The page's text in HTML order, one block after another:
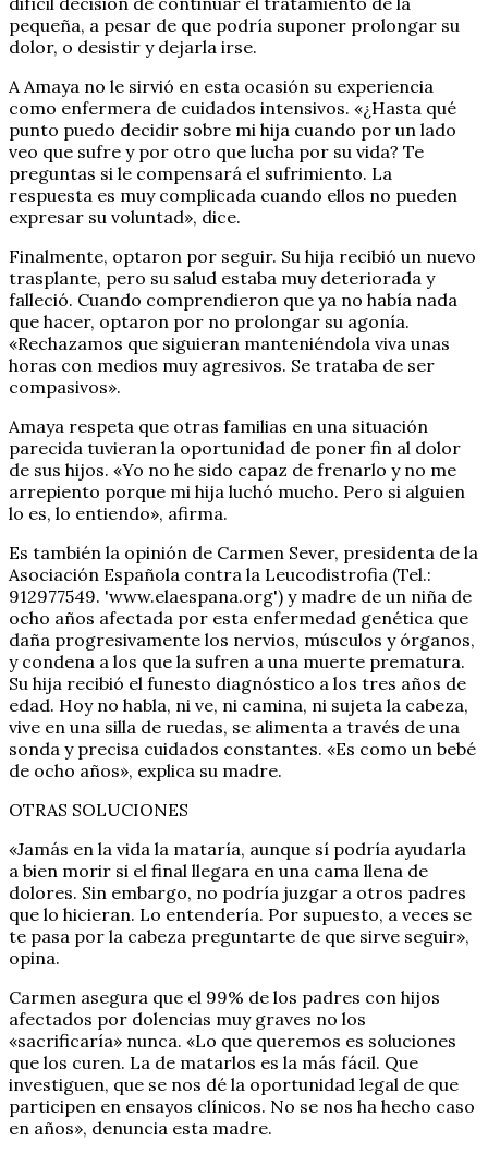
pequeña, a pesar de que podría suponer prolongar su
dolor, o desistir y dejarla irse.
A Amaya no le sirvió en esta ocasión su experiencia
como enfermera de cuidados intensivos. «¿Hasta qué
punto puedo decidir sobre mi hija cuando por un lado
veo que sufre y por otro que lucha por su vida? Te
preguntas si le compensará el sufrimiento. La
respuesta es muy complicada cuando ellos no pueden
expresar su voluntad», dice.
Finalmente, optaron por seguir. Su hija recibió un nuevo
trasplante, pero su salud estaba muy deteriorada y
falleció. Cuando comprendieron que ya no había nada
que hacer, optaron por no prolongar su agonía.
«Rechazamos que siguieran manteniéndola viva unas
horas con medios muy agresivos. Se trataba de ser
compasivos».
Amaya respeta que otras familias en una situación
parecida tuvieran la oportunidad de poner fin al dolor
de sus hijos. «Yo no he sido capaz de frenarlo y no me
arrepiento porque mi hija luchó mucho. Pero si alguien
lo es, lo entiendo», afirma.
Es también la opinión de Carmen Sever, presidenta de la
Asociación Española contra la Leucodistrofia (Tel.:
912977549. 'www.elaespana.org') y madre de un niña de
ocho años afectada por esta enfermedad genética que
daña progresivamente los nervios, músculos y órganos,
y condena a los que la sufren a una muerte prematura.
Su hija recibió el funesto diagnóstico a los tres años de
edad. Hoy no habla, ni ve, ni camina, ni sujeta la cabeza,
vive en una silla de ruedas, se alimenta a través de una
sonda y precisa cuidados constantes. «Es como un bebé
de ocho años», explica su madre.
OTRAS SOLUCIONES
«Jamás en la vida la mataría, aunque sí podría ayudarla
a bien morir si el final llegara en una cama llena de
dolores. Sin embargo, no podría juzgar a otros padres
que lo hicieran. Lo entendería. Por supuesto, a veces se
te pasa por la cabeza preguntarte de que sirve seguir»,
opina.
Carmen asegura que el 99% de los padres con hijos
afectados por dolencias muy graves no los
«sacrificaría» nunca. «Lo que queremos es soluciones
que los curen. La de matarlos es la más fácil. Que
investiguen, que se nos dé la oportunidad legal de que
participen en ensayos clínicos. No se nos ha hecho caso
en años», denuncia esta madre.